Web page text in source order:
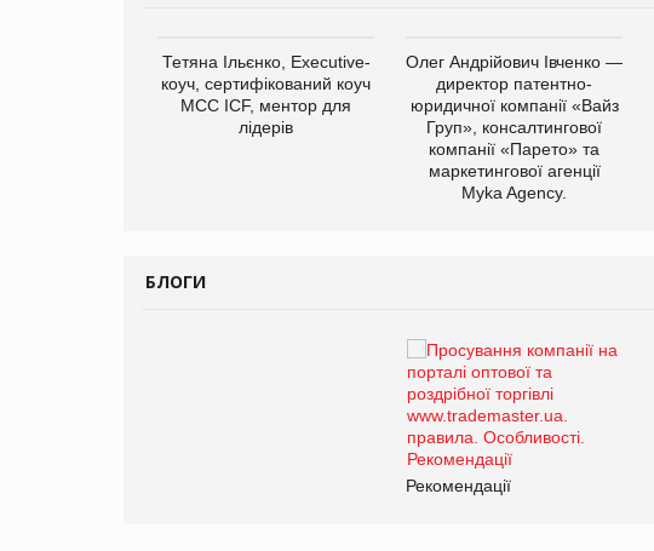
Тетяна Ільєнко, Executive-
коуч, сертифікований коуч
МСС ICF, ментор для
лідерів
Олег Андрійович Івченко —
директор патентно-
юридичної компанії «Вайз
Груп», консалтингової
компанії «Парето» та
маркетингової агенції
Myka Agency.
БЛОГИ
Рекомендації